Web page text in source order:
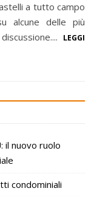
a tutto campo
alcune delle più
LEGGI
il nuovo ruolo
condominiali